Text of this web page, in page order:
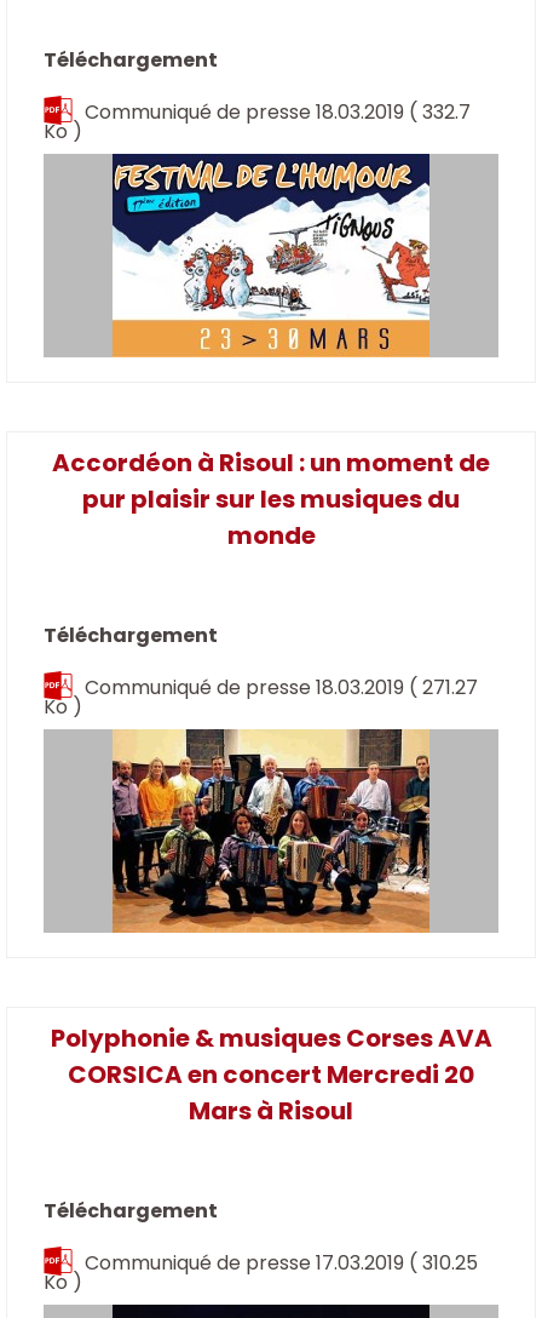
Téléchargement
Communiqué de presse 18.03.2019 ( 332.7
Ko )
Accordéon à Risoul : un moment de
pur plaisir sur les musiques du
monde
Téléchargement
Communiqué de presse 18.03.2019 ( 271.27
Ko )
Polyphonie & musiques Corses AVA
CORSICA en concert Mercredi 20
Mars à Risoul
Téléchargement
Communiqué de presse 17.03.2019 ( 310.25
Ko )